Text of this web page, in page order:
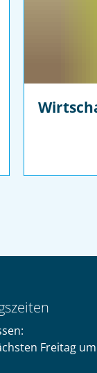
weitere
Freitag